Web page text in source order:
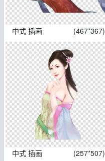
中式 插画 (467*367)
中式 插画 (257*507)